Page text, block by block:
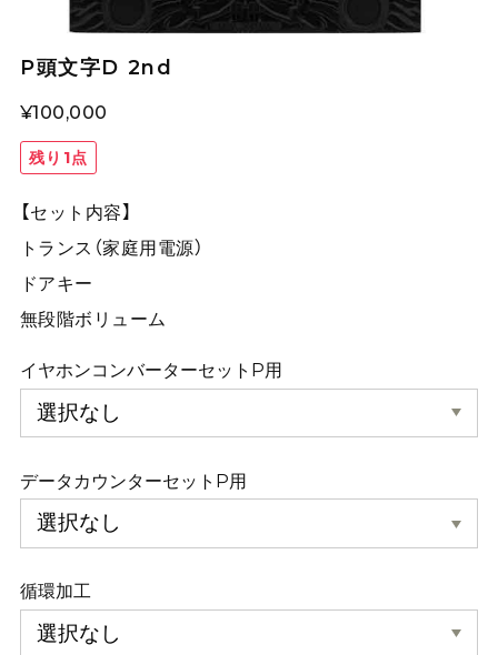
P頭文字D 2nd
¥100,000
残り1点
【セット内容】
トランス（家庭用電源）
ドアキー
無段階ボリューム
イヤホンコンバーターセットP用
データカウンターセットP用
循環加工